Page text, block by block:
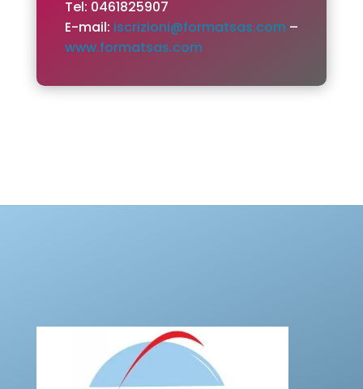
Tel: 0461825907
E-mail: iscrizioni@formatsas.com –
www.formatsas.com